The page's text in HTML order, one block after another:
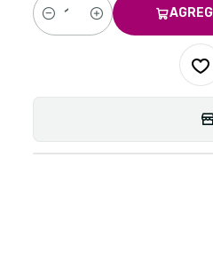
Cantidad